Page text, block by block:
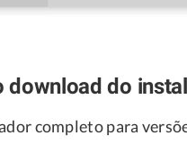
download do
completo para